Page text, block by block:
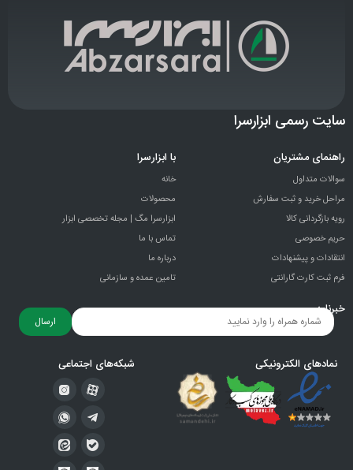
سایت رسمی ابزارسرا
راهنمای مشتریان
سوالات متداول
مراحل خرید و ثبت سفارش
رویه بازگردانی کالا
حریم خصوصی
انتقادات و پيشنهادات
فرم ثبت کارت گارانتی
با ابزارسرا
خانه
محصولات
ابزارسرا مگ | مجله تخصصی ابزار
تماس با ما
درباره ما
تامین عمده و سازمانی
خبرنامه
ارسال
نمادهای الکترونیکی شبکه‌های اجتماعی